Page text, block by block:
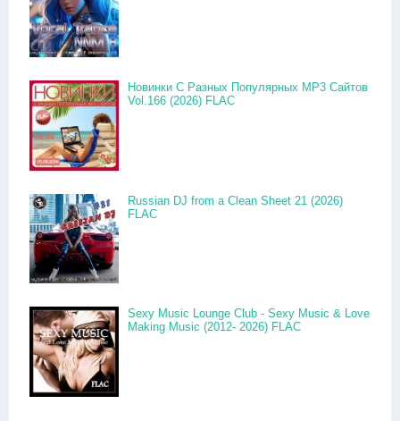
Новинки С Разных Популярных MP3 Сайтов
Vol.166 (2026) FLAC
Russian DJ from a Clean Sheet 21 (2026)
FLAC
Sexy Music Lounge Club - Sexy Music & Love
Making Music (2012- 2026) FLAC